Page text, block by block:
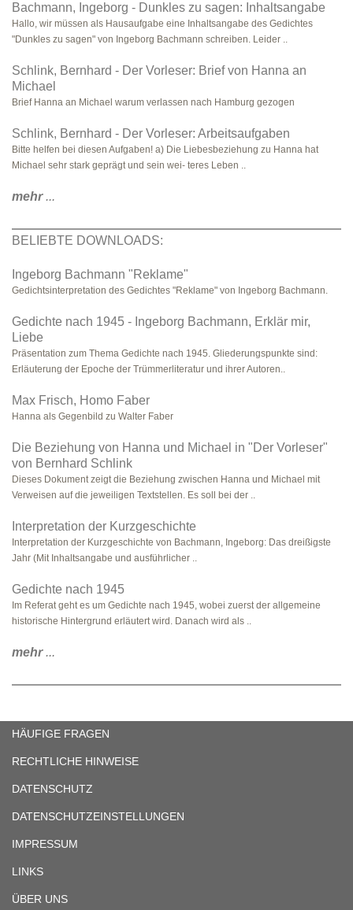
Bachmann, Ingeborg - Dunkles zu sagen: Inhaltsangabe
Hallo, wir müssen als Hausaufgabe eine Inhaltsangabe des Gedichtes
"Dunkles zu sagen" von Ingeborg Bachmann schreiben. Leider ..
Schlink, Bernhard - Der Vorleser: Brief von Hanna an
Michael
Brief Hanna an Michael warum verlassen nach Hamburg gezogen
Schlink, Bernhard - Der Vorleser: Arbeitsaufgaben
Bitte helfen bei diesen Aufgaben! a) Die Liebesbeziehung zu Hanna hat
Michael sehr stark geprägt und sein wei- teres Leben ..
mehr...
BELIEBTE DOWNLOADS:
Ingeborg Bachmann "Reklame"
Gedichtsinterpretation des Gedichtes "Reklame" von Ingeborg Bachmann.
Gedichte nach 1945 - Ingeborg Bachmann, Erklär mir,
Liebe
Präsentation zum Thema Gedichte nach 1945. Gliederungspunkte sind:
Erläuterung der Epoche der Trümmerliteratur und ihrer Autoren..
Max Frisch, Homo Faber
Hanna als Gegenbild zu Walter Faber
Die Beziehung von Hanna und Michael in "Der Vorleser"
von Bernhard Schlink
Dieses Dokument zeigt die Beziehung zwischen Hanna und Michael mit
Verweisen auf die jeweiligen Textstellen. Es soll bei der ..
Interpretation der Kurzgeschichte
Interpretation der Kurzgeschichte von Bachmann, Ingeborg: Das dreißigste
Jahr (Mit Inhaltsangabe und ausführlicher ..
Gedichte nach 1945
Im Referat geht es um Gedichte nach 1945, wobei zuerst der allgemeine
historische Hintergrund erläutert wird. Danach wird als ..
mehr...
HÄUFIGE FRAGEN
RECHTLICHE HINWEISE
DATENSCHUTZ
DATENSCHUTZEINSTELLUNGEN
IMPRESSUM
LINKS
ÜBER UNS